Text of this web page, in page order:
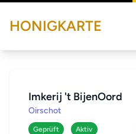
HONIGKARTE
Imkerij 't BijenOord
Oirschot
Geprüft
Aktiv